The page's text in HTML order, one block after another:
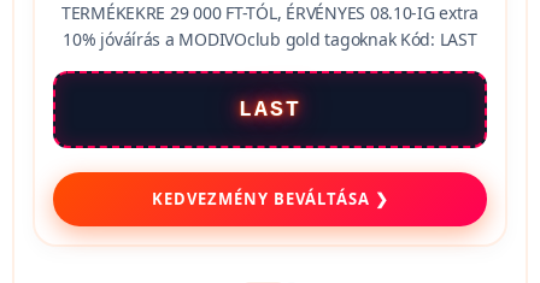
TERMÉKEKRE 29 000 FT-TÓL, ÉRVÉNYES 08.10-IG extra
10% jóváírás a MODIVOclub gold tagoknak Kód: LAST
LAST
KEDVEZMÉNY BEVÁLTÁSA ❯